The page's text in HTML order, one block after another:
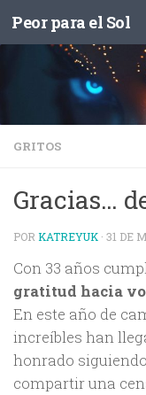
Saltar al
Peor para el Sol
GRITOS
Gracias…
POR KATREYUK · 31 DE
Con 33 años
gratitud hacia
En este año de
increíbles han
honrado
compartir una